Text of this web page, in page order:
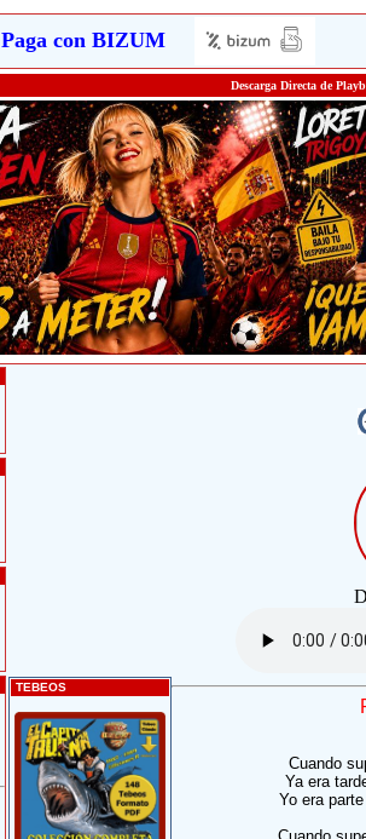
Paga con BIZUM
Descarga Directa de
TEBEOS
Cuando
Ya era
Yo era